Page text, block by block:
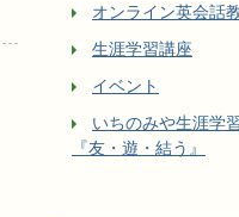
オンライン英会話
生涯学習講座
イベント
いちのみや生涯学
『友・遊・結う』